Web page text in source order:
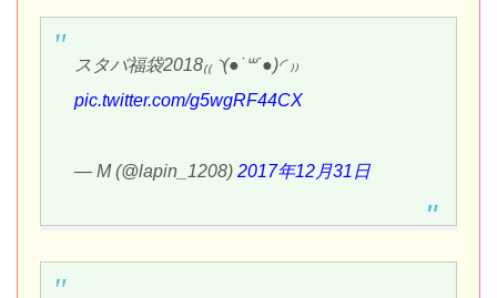
スタバ福袋2018₍₍ ◝(●˙꒳˙●)◜ ₎₎
pic.twitter.com/g5wgRF44CX
— M (@lapin_1208) 2017年12月31日